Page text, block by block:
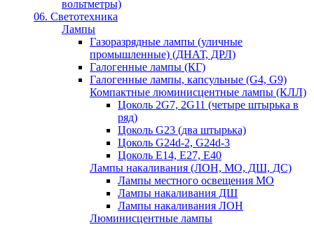
вольтметры)
06. Светотехника
Лампы
Газоразрядные лампы (уличные
промышленные) (ДНАТ, ДРЛ)
Галогенные лампы (КГ)
Галогенные лампы, капсульные (G4, G9)
Компактные люминисцентные лампы (КЛЛ)
Цоколь 2G7, 2G11 (четыре штырька в
ряд)
Цоколь G23 (два штырька)
Цоколь G24d-2, G24d-3
Цоколь Е14, Е27, Е40
Лампы накаливания (ЛОН, МО, ДШ, ДС)
Лампы местного освещения МО
Лампы накаливания ДШ
Лампы накаливания ЛОН
Люминисцентные лампы